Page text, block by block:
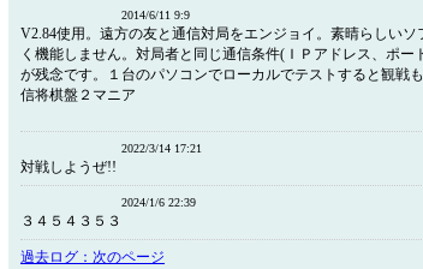
2014/6/11 9:9
V2.84使用。遠方の友と通信対局をエンジョイ。素晴らしい
く機能しません。対局者と同じ通信条件(ＩＰアドレス、ポ
が残念です。１台のパソコンでローカルでテストすると観戦
信将棋盤２マニア
2022/3/14 17:21
対戦しようぜ!!
2024/1/6 22:39
３４５４３５３
過去ログ：次のページ